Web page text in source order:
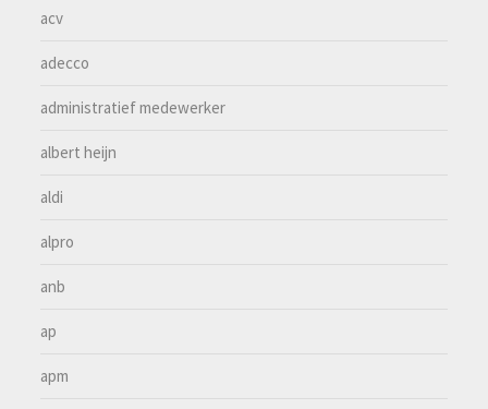
acv
adecco
administratief medewerker
albert heijn
aldi
alpro
anb
ap
apm